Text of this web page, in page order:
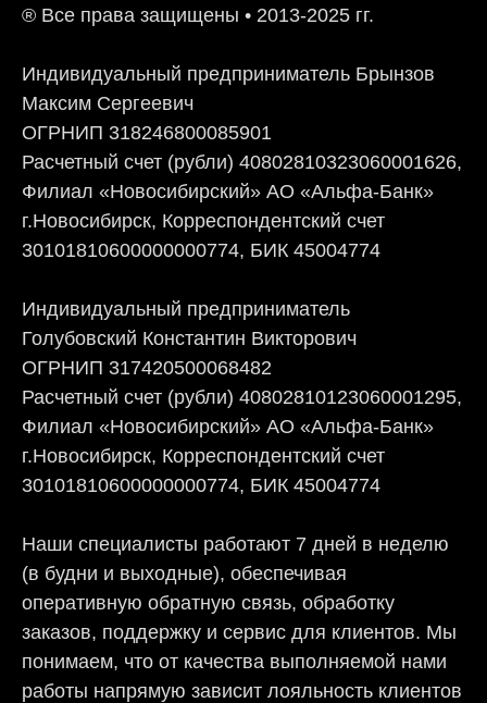
® Все права защищены • 2013-2025 гг.
Индивидуальный предприниматель Брынзов
Максим Сергеевич
ОГРНИП 318246800085901
Расчетный счет (рубли) 40802810323060001626,
Филиал «Новосибирский» АО «Альфа-Банк»
г.Новосибирск, Корреспондентский счет
30101810600000000774, БИК 45004774
Индивидуальный предприниматель
Голубовский Константин Викторович
ОГРНИП 317420500068482
Расчетный счет (рубли) 40802810123060001295,
Филиал «Новосибирский» АО «Альфа-Банк»
г.Новосибирск, Корреспондентский счет
30101810600000000774, БИК 45004774
Наши специалисты работают 7 дней в неделю
(в будни и выходные), обеспечивая
оперативную обратную связь, обработку
заказов, поддержку и сервис для клиентов. Мы
понимаем, что от качества выполняемой нами
работы напрямую зависит лояльность клиентов